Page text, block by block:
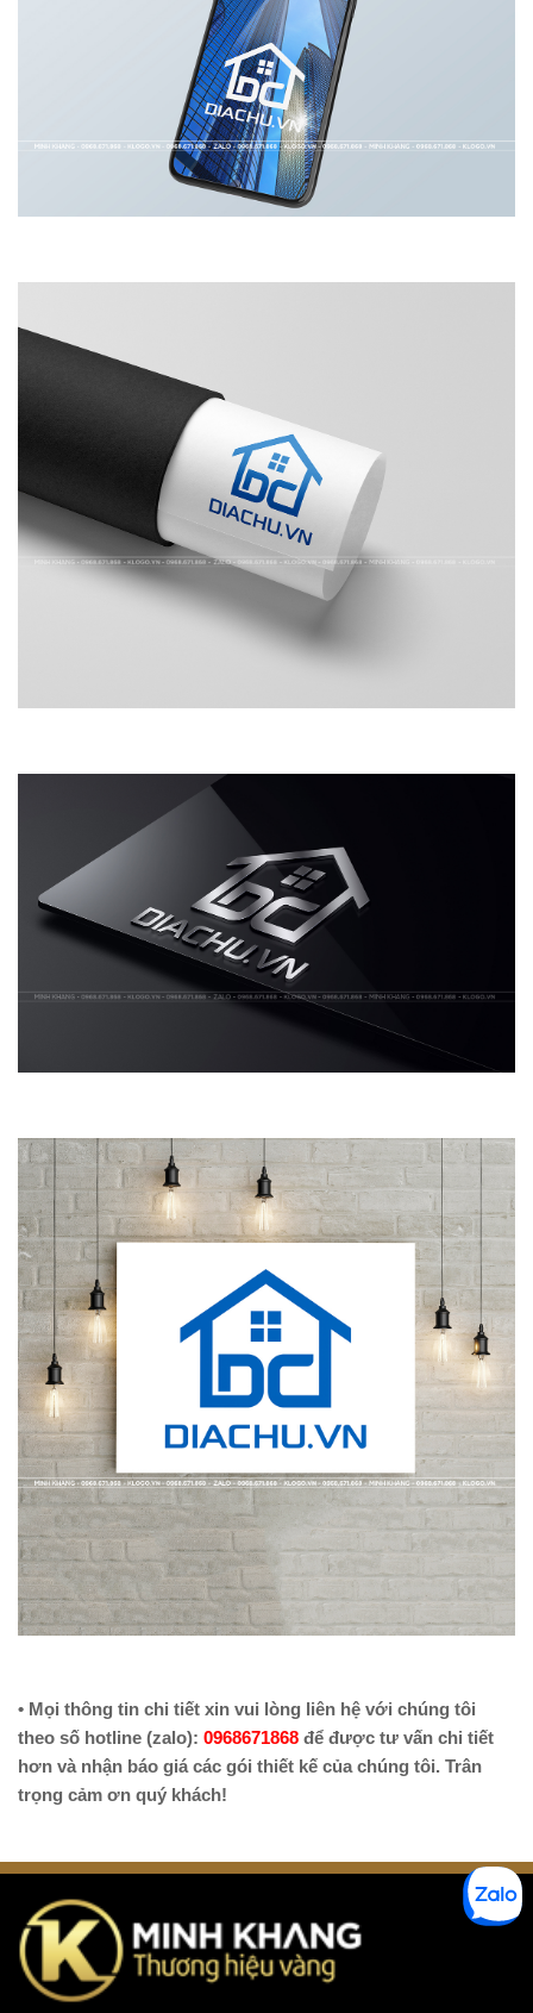
• Mọi thông tin chi tiết xin vui lòng liên hệ với chúng tôi
theo số hotline (zalo): 0968671868 để được tư vấn chi tiết
hơn và nhận báo giá các gói thiết kế của chúng tôi. Trân
trọng cảm ơn quý khách!